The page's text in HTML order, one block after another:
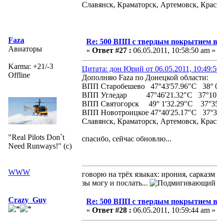
Славянск, Краматорск, Артемовск,
Faza
Авиаторы
Karma: +21/-3
Offline
"Real Pilots Don`t
Need Runways!" (c)
WWW
Re: 500 ВПП с твердым покрытием
« Ответ #27 : 06.05.2011, 10:58:50 am »
Цитата: дон Юрий от 06.05.2011,
Дополняю Faza по Донецкой области:
ВПП Старобешево 47°43'57.96"С 38°
ВПП Угледар 47°46'21.32"С
ВПП Святогорск 49° 1'32.29"С
ВПП Новотроицкое 47°40'25.17"С
Славянск, Краматорск, Артемовск,
спасибо, сейчас обновлю...
говорю на трёх языках: ирония,
зы могу и послать...
Crazy_Guy
Re: 500 ВПП с твердым покрытием
« Ответ #28 : 06.05.2011, 10:59:44 am »